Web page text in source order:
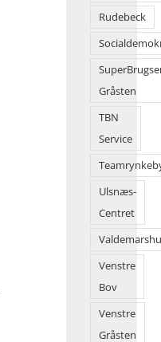
Rudebeck
Gråsten
TBN
Service
Ulsnæs-
Centret
Venstre
Bov
Venstre
Gråsten